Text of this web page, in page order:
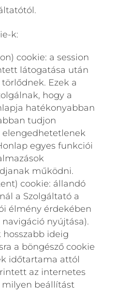
k:
cookie: a session
látogatása után
Ezek a
hogy a
hatékonyabban
tudjon
egyes funkciói
működni.
cookie: állandó
a Szolgáltató a
élmény érdekében
nyújtása).
hosszabb ideig
a böngésző cookie
időtartama attól
az internetes
milyen beállítást